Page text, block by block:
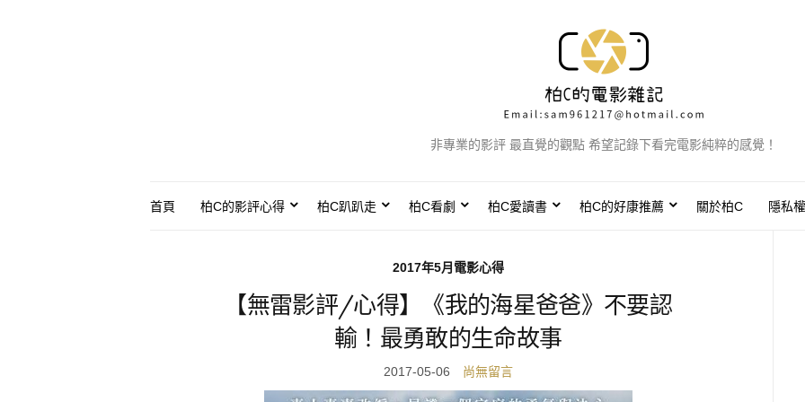
非專業的影評 最直覺的觀點 希望記錄下看完電影純粹的感覺！
首頁 柏C的影評心得 柏C趴趴走 柏C看劇 柏C愛讀書 柏C的好康推薦 關於柏C 隱私
2017年5月電影心得
【無雷影評/心得】《我的海星爸爸》不要認
輸！最勇敢的生命故事
2017-05-06 尚無留言